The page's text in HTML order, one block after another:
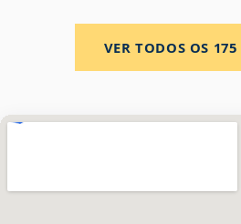
VER TODOS OS 175